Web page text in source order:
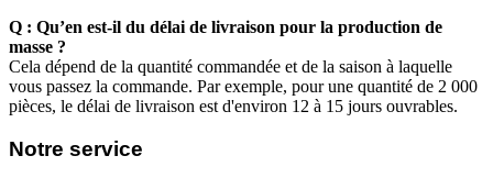
Q : Qu’en est-il du délai de livraison pour la production de
masse ?
Cela dépend de la quantité commandée et de la saison à laquelle
vous passez la commande. Par exemple, pour une quantité de 2 000
pièces, le délai de livraison est d'environ 12 à 15 jours ouvrables.
Notre service